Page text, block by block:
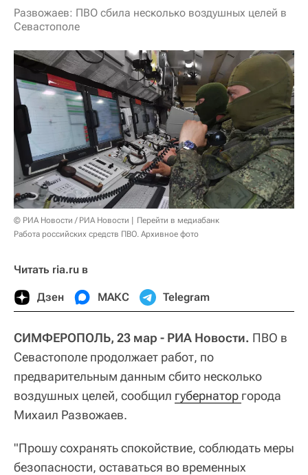
Развожаев: ПВО сбила несколько воздушных целей в
Севастополе
© РИА Новости / РИА Новости
Перейти в медиабанк
Работа российских средств ПВО. Архивное фото
Читать ria.ru в
Дзен МАКС Telegram
СИМФЕРОПОЛЬ, 23 мар - РИА Новости. ПВО в
Севастополе продолжает работ, по
предварительным данным сбито несколько
воздушных целей, сообщил губернатор города
Михаил Развожаев.
"Прошу сохранять спокойствие, соблюдать меры
безопасности, оставаться во временных